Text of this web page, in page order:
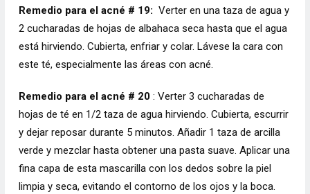
Remedio para el acné # 19: Verter en una taza de agua y
2 cucharadas de hojas de albahaca seca hasta que el agua
está hirviendo. Cubierta, enfriar y colar. Lávese la cara con
este té, especialmente las áreas con acné.
Remedio para el acné # 20: Verter 3 cucharadas de
hojas de té en 1/2 taza de agua hirviendo. Cubierta, escurrir
y dejar reposar durante 5 minutos. Añadir 1 taza de arcilla
verde y mezclar hasta obtener una pasta suave. Aplicar una
fina capa de esta mascarilla con los dedos sobre la piel
limpia y seca, evitando el contorno de los ojos y la boca.